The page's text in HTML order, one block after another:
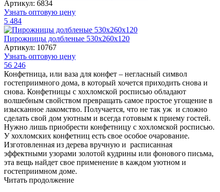
Артикул: 6834
Узнать оптовую цену
5 484
Пирожницы долбленые 530х260х120
Артикул: 10767
Узнать оптовую цену
56 246
Конфетница, или ваза для конфет – негласный символ
гостеприимного дома, в который хочется приходить снова и
снова. Конфетницы с хохломской росписью обладают
волшебным свойством превращать самое простое угощение в
изысканное лакомство. Получается, что не так уж и сложно
сделать свой дом уютным и всегда готовым к приему гостей.
Нужно лишь приобрести конфетницу с хохломской росписью.
У хохломских конфетниц есть свое особое очарование.
Изготовленная из дерева вручную и расписанная
эффектными узорами золотой кудрины или фонового письма,
эта вещь найдет свое применение в каждом уютном и
гостеприимном доме.
Читать продолжение